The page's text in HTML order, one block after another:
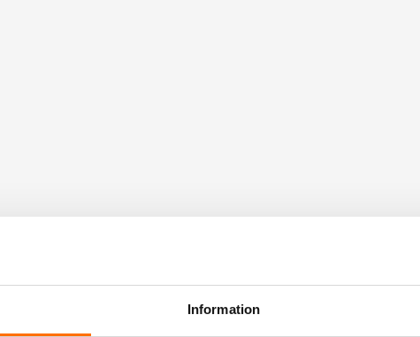
Information